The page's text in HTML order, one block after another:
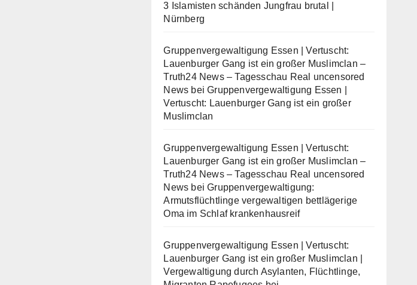
3 Islamisten schänden Jungfrau brutal |
Nürnberg
Gruppenvergewaltigung Essen | Vertuscht:
Lauenburger Gang ist ein großer Muslimclan –
Truth24 News – Tagesschau Real uncensored
News beiGruppenvergewaltigung Essen |
Vertuscht: Lauenburger Gang ist ein großer
Muslimclan
Gruppenvergewaltigung Essen | Vertuscht:
Lauenburger Gang ist ein großer Muslimclan –
Truth24 News – Tagesschau Real uncensored
News beiGruppenvergewaltigung:
Armutsflüchtlinge vergewaltigen bettlägerige
Oma im Schlaf krankenhausreif
Gruppenvergewaltigung Essen | Vertuscht:
Lauenburger Gang ist ein großer Muslimclan |
Vergewaltigung durch Asylanten, Flüchtlinge,